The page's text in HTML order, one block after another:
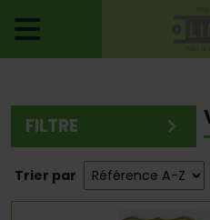
FILTRE
Trier par